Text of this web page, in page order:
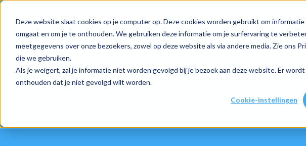
Deze website slaat cookies op je computer op. Deze cookies worden gebruikt om
omgaat en om je te onthouden. We gebruiken deze informatie om je surfervaring te
meetgegevens over onze bezoekers, zowel op deze website als via andere media. Zie ons
die we gebruiken.
Als je weigert, zal je informatie niet worden gevolgd bij je bezoek aan deze website. Er
onthouden dat je niet gevolgd wilt worden.
Cookie-instellingen